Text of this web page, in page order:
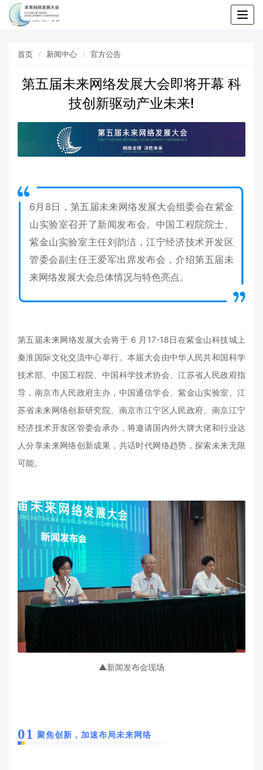
首页 新闻中心 官方公告
第五届未来网络发展大会即将开幕 科
技创新驱动产业未来!
6月8日，第五届未来网络发展大会组委会在紫金
山实验室召开了新闻发布会。中国工程院院士、
紫金山实验室主任刘韵洁，江宁经济技术开发区
管委会副主任王爱军出席发布会，介绍第五届未
来网络发展大会总体情况与特色亮点。
第五届未来网络发展大会将于 6 月17-18日在紫金山科技城上
秦淮国际文化交流中心举行。本届大会由中华人民共和国科学
技术部、中国工程院、中国科学技术协会、江苏省人民政府指
导，南京市人民政府主办，中国通信学会、紫金山实验室、江
苏省未来网络创新研究院、南京市江宁区人民政府、南京江宁
经济技术开发区管委会承办，将邀请国内外大牌大佬和行业达
人分享未来网络创新成果，共话时代网络趋势，探索未来无限
可能。
▲新闻发布会现场
01 聚焦创新 ，加速布局未来网络